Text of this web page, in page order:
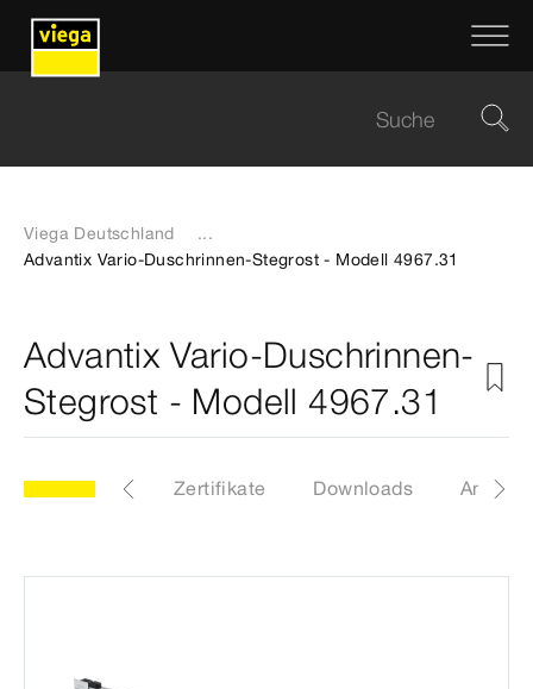
Viega Deutschland
...
Advantix Vario-Duschrinnen-Stegrost - Modell 4967.31
Advantix Vario-Duschrinnen-
Stegrost - Modell 4967.31
Etiketten Zertifikate Downloads